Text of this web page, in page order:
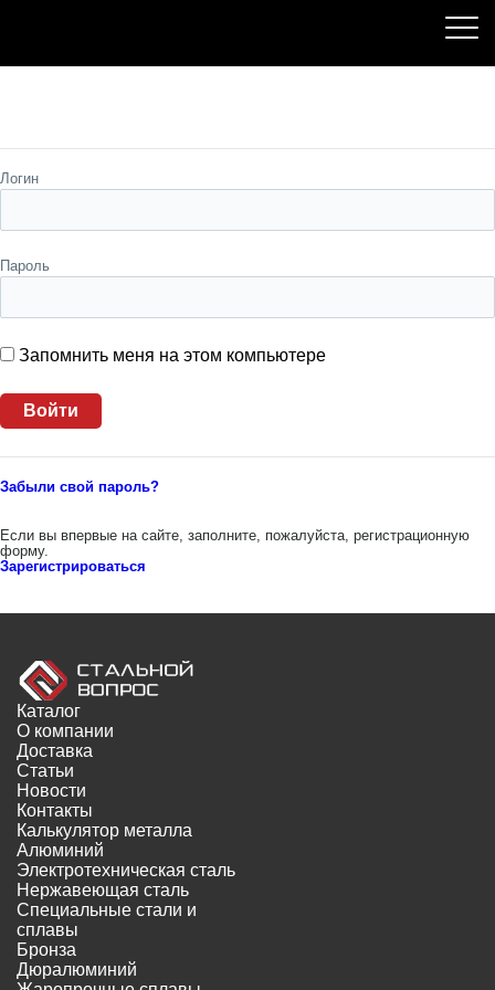
Логин
Пароль
Запомнить меня на этом компьютере
Забыли свой пароль?
Если вы впервые на сайте, заполните, пожалуйста, регистрационную
форму.
Зарегистрироваться
Каталог
О компании
Доставка
Статьи
Новости
Контакты
Калькулятор металла
Алюминий
Электротехническая сталь
Нержавеющая сталь
Специальные стали и
сплавы
Бронза
Дюралюминий